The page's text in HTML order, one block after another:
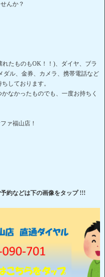
んか？
たものもOK！！)、ダイヤ、ブラ
ダル、金券、カメラ、携帯電話など
しております。
なかったものでも、一度お持ちく
ァ福山店！
約などは下の画像をタップ !!!